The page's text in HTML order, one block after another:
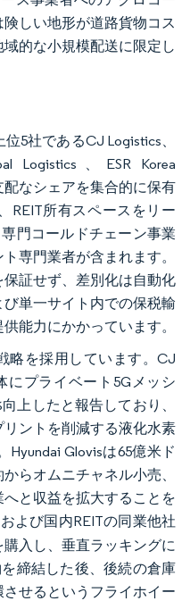
しい地形が道路貨物コス
的な小規模配送に限定し
5社であるCJ Logistics、
Logistics、ESR Korea
配なシェアを集合的に保有
REIT所有スペースをリー
門コールドチェーン事業
専門業者が含まれます。
証せず、差別化は自動化
単一サイト内での保税輸
能力にかかっています。
略を採用しています。CJ
にプライベート5Gメッシ
上したと報告しており、
ントを削減する液化水素
Glovisは65億米ド
らオムニチャネル小売、
と収益を拡大することを
および国内REITの同業他社
入し、垂直ラッキングに
締結した後、後続の倉庫
せるというフライホイー